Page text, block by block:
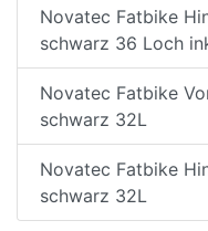
Novatec Fatbike
schwarz 36 Loch
Novatec Fatbike
schwarz 32L
Novatec Fatbike
schwarz 32L